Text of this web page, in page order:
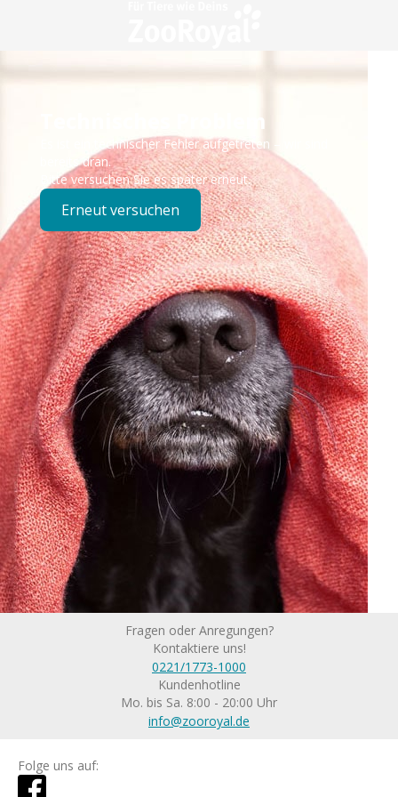
Technisches Problem
Es ist ein technischer Fehler aufgetreten – wir sind
bereits dran.
Bitte versuchen Sie es später erneut.
Erneut versuchen
Fragen oder Anregungen?
Kontaktiere uns!
0221/1773-1000
Kundenhotline
Mo. bis Sa. 8:00 - 20:00 Uhr
info@zooroyal.de
Folge uns auf: